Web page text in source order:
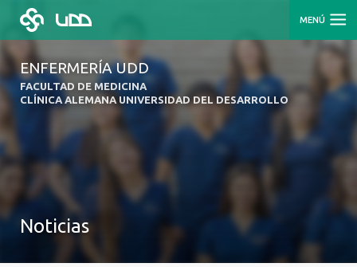
MENÚ
ENFERMERÍA UDD
FACULTAD DE MEDICINA
CLÍNICA ALEMANA UNIVERSIDAD DEL DESARROLLO
Noticias